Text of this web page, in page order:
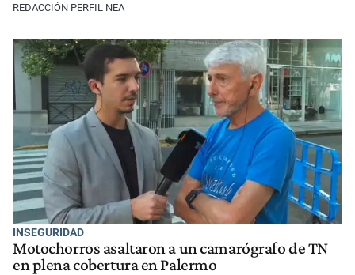
REDACCIÓN PERFIL NEA
INSEGURIDAD
Motochorros asaltaron a un camarógrafo de TN
en plena cobertura en Palermo